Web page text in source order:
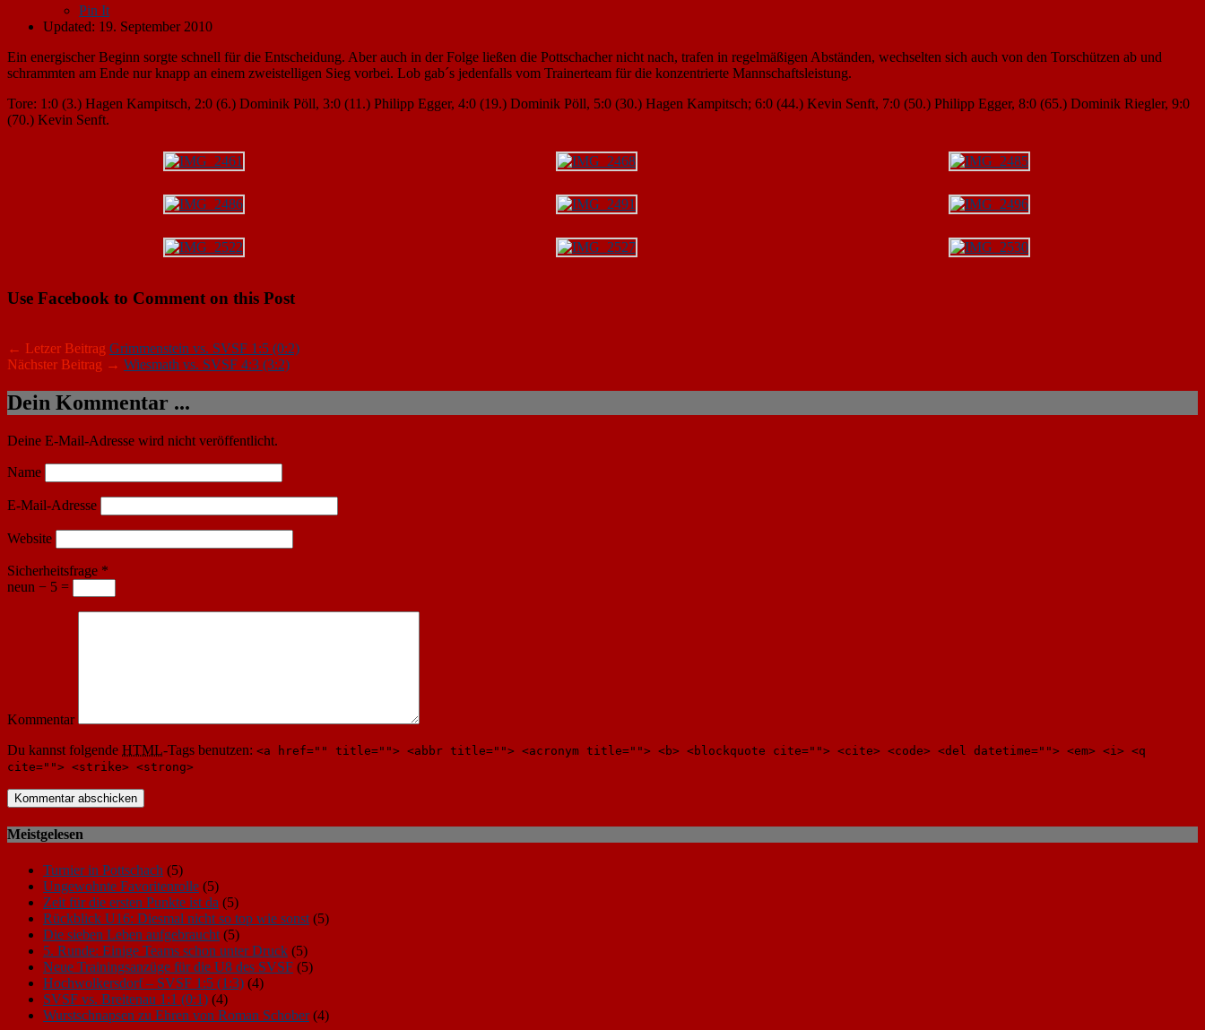
Pin It
Updated: 19. September 2010
Ein energischer Beginn sorgte schnell für die Entscheidung. Aber auch in der Folge ließen die Pottschacher nicht nach, trafen in regelmäßigen Abständen, wechselten sich auch von den Torschützen ab und
schrammten am Ende nur knapp an einem zweistelligen Sieg vorbei. Lob gab´s jedenfalls vom Trainerteam für die konzentrierte Mannschaftsleistung.
Tore: 1:0 (3.) Hagen Kampitsch, 2:0 (6.) Dominik Pöll, 3:0 (11.) Philipp Egger, 4:0 (19.) Dominik Pöll, 5:0 (30.) Hagen Kampitsch; 6:0 (44.) Kevin Senft, 7:0 (50.) Philipp Egger, 8:0 (65.) Dominik Riegler, 9:0
(70.) Kevin Senft.
Use Facebook to Comment on this Post
← Letzer Beitrag Grimmenstein vs. SVSF 1:5 (0:2)
Nächster Beitrag → Wiesmath vs. SVSF 4:3 (3:2)
Dein Kommentar ...
Deine E-Mail-Adresse wird nicht veröffentlicht.
Name
E-Mail-Adresse
Website
Sicherheitsfrage *
neun − 5 =
Kommentar
Du kannst folgende HTML-Tags benutzen: <a href="" title=""> <abbr title=""> <acronym title=""> <b> <blockquote cite=""> <cite> <code> <del datetime=""> <em> <i> <q
cite=""> <strike> <strong>
Meistgelesen
Turnier in Pottschach (5)
Ungewohnte Favoritenrolle (5)
Zeit für die ersten Punkte ist da (5)
Rückblick U16: Diesmal nicht so top wie sonst (5)
Die sieben Leben aufgebraucht (5)
5. Runde: Einige Teams schon unter Druck (5)
Neue Trainingsanzüge für die U8 des SVSF (5)
Hochwolkersdorf – SVSF 1:5 (1:3) (4)
SVSF vs. Breitenau 1:1 (0:1) (4)
Wurstschnapsen zu Ehren von Roman Schober (4)